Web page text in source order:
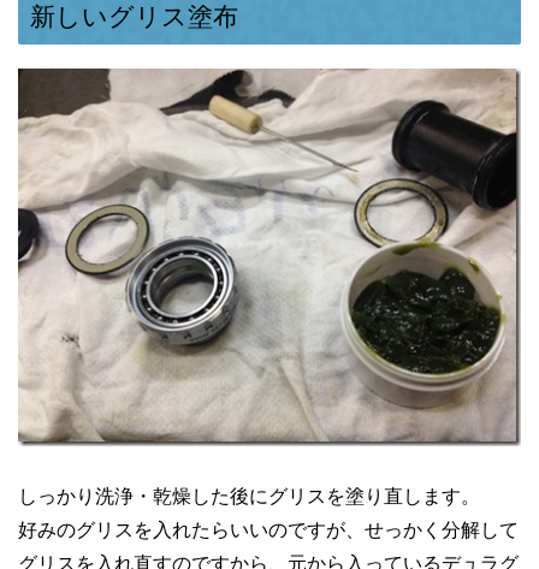
新しいグリス塗布
しっかり洗浄・乾燥した後にグリスを塗り直します。
好みのグリスを入れたらいいのですが、せっかく分解して
グリスを入れ直すのですから、元から入っているデュラグ